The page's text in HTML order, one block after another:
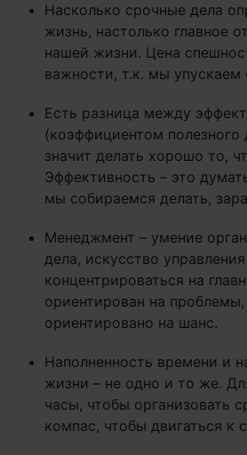
Насколько срочные дела
жизнь, настолько главное
нашей жизни. Цена
важности, т.к. мы упускаем
Есть разница между
(коэффициентом
значит делать хорошо то,
Эффективность – это
мы собираемся делать,
Менеджмент – умение
дела, искусство
концентрироваться на
ориентирован на проблемы,
ориентировано на шанс.
Наполненность времени и
жизни – не одно и то же.
часы, чтобы организовать
компас, чтобы двигаться к